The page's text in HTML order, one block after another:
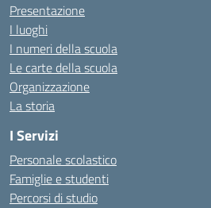
Presentazione
I luoghi
I numeri della scuola
Le carte della scuola
Organizzazione
La storia
I Servizi
Personale scolastico
Famiglie e studenti
Percorsi di studio